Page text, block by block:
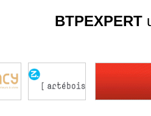
BTPEXPERT